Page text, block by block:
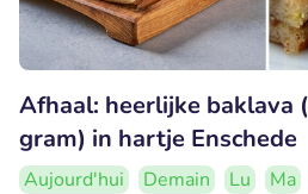
Afhaal: heerlijke baklava
gram) in hartje Enschede
Aujourd'hui Demain Lu Ma